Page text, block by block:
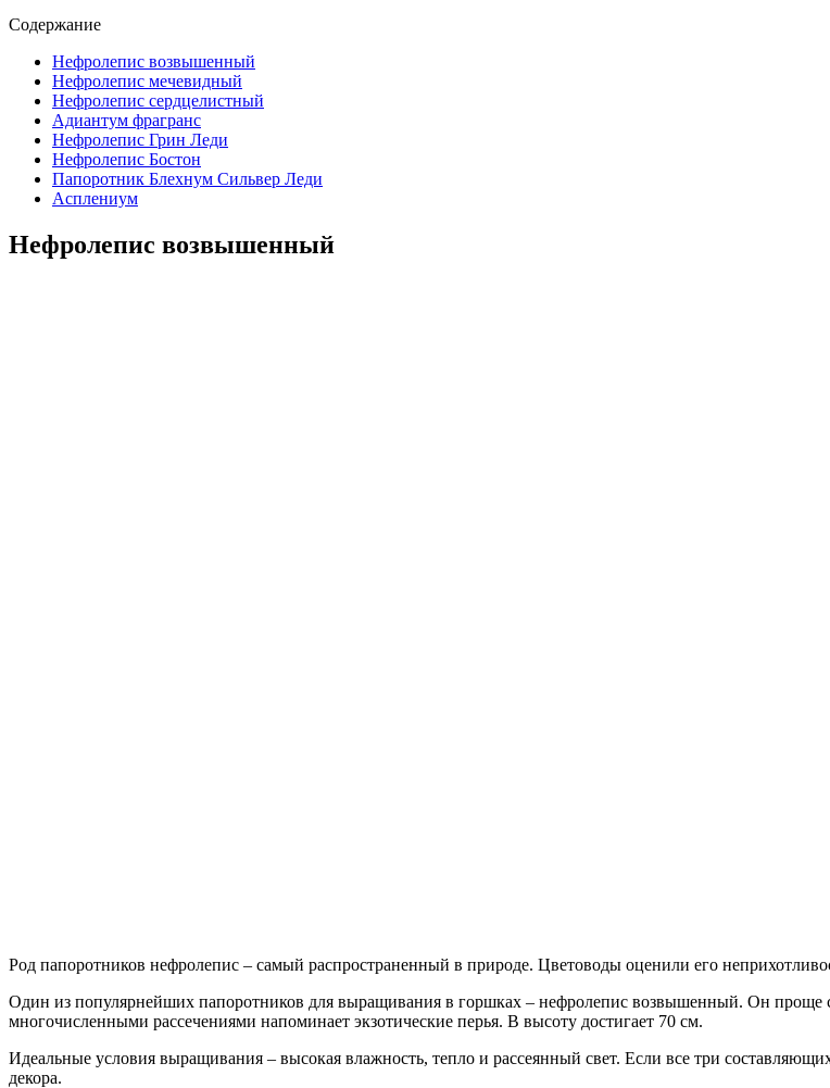
Содержание
Нефролепис возвышенный
Нефролепис мечевидный
Нефролепис сердцелистный
Адиантум фрагранс
Нефролепис Грин Леди
Нефролепис Бостон
Папоротник Блехнум Сильвер Леди
Асплениум
Нефролепис возвышенный
Род папоротников нефролепис – самый распространенный в природе. Цветоводы оценили его
Один из популярнейших папоротников для выращивания в горшках – нефролепис возвышенный. Он проще
многочисленными рассечениями напоминает экзотические перья. В высоту достигает 70 см.
Идеальные условия выращивания – высокая влажность, тепло и рассеянный свет. Если все три
декора.